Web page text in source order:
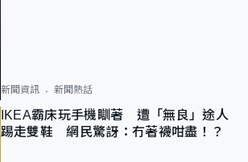
新聞資訊 新聞熱話
IKEA霸床玩手機瞓著 遭「無良」途人
踢走雙鞋 網民驚訝：冇著襪咁盡！？